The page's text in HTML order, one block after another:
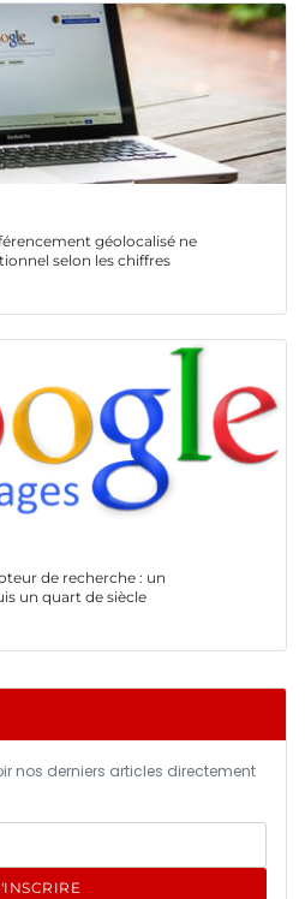
géolocalisé ne
selon les chiffres
de recherche : un
un quart de siècle
nos derniers articles directement